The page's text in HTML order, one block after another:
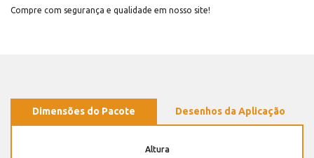
Compre com segurança e qualidade em nosso site!
Dimensões do Pacote Desenhos da Aplicação
Altura